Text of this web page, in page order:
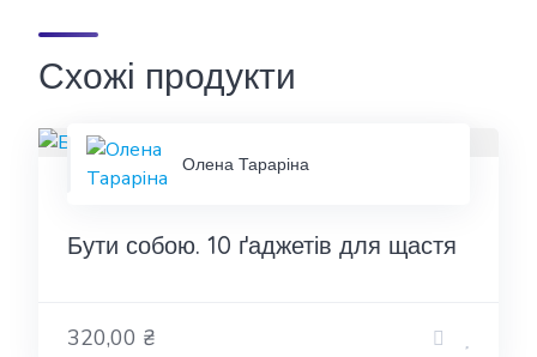
Схожі продукти
Олена Тараріна
Бути собою. 10 ґаджетів для щастя
320,00 ₴